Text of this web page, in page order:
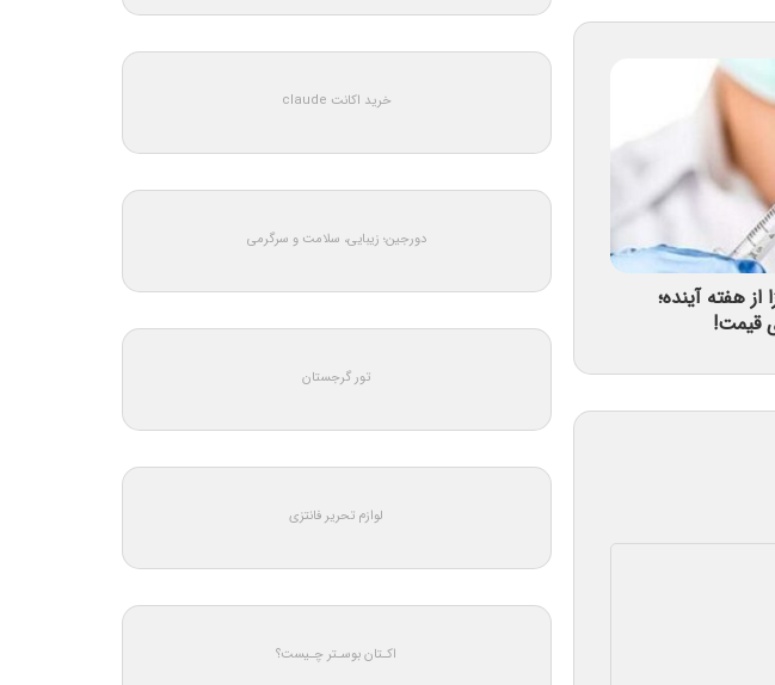
از هفته آینده؛
خرید اکانت claude
دورجین؛ زیبایی، سلامت و سرگرمی
تور گرجستان
لوازم تحریر فانتزی
اکـتان بوسـتر چـیست؟